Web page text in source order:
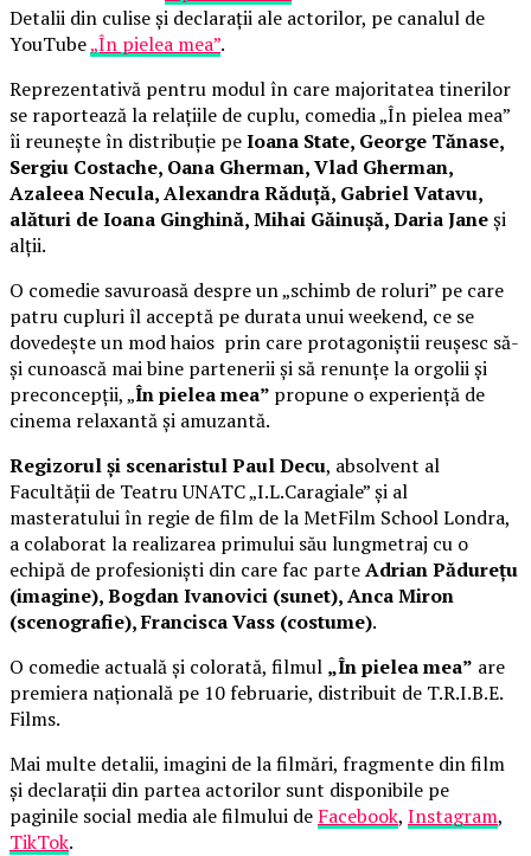
Detalii din culise și declarații ale actorilor, pe canalul de
YouTube„În pielea mea”.
Reprezentativă pentru modul în care majoritatea tinerilor
se raportează la relațiile de cuplu, comedia „În pielea mea”
îi reunește în distribuție peIoana State, George Tănase,
Sergiu Costache, Oana Gherman, Vlad Gherman,
Azaleea Necula, Alexandra Răduță, Gabriel Vatavu,
alături de Ioana Ginghină, Mihai Găinușă, Daria Janeși
alții.
O comedie savuroasă despre un „schimb de roluri” pe care
patru cupluri îl acceptă pe durata unui weekend, ce se
dovedește un mod haios prin care protagoniștii reușesc să-
și cunoască mai bine partenerii și să renunțe la orgolii și
preconcepții, „În pielea mea” propune o experiență de
cinema relaxantă și amuzantă.
Regizorul și scenaristul Paul Decu, absolvent al
Facultății de Teatru UNATC „I.L.Caragiale” și al
masteratului în regie de film de la MetFilm School Londra,
a colaborat la realizarea primului său lungmetraj cu o
echipă de profesioniști din care fac parteAdrian Pădurețu
(imagine), Bogdan Ivanovici (sunet), Anca Miron
(scenografie), Francisca Vass (costume).
O comedie actuală și colorată, filmul „În pielea mea” are
premiera națională pe 10 februarie, distribuit de T.R.I.B.E.
Films.
Mai multe detalii, imagini de la filmări, fragmente din film
și declarații din partea actorilor sunt disponibile pe
paginile social media ale filmului de Facebook, Instagram,
TikTok.